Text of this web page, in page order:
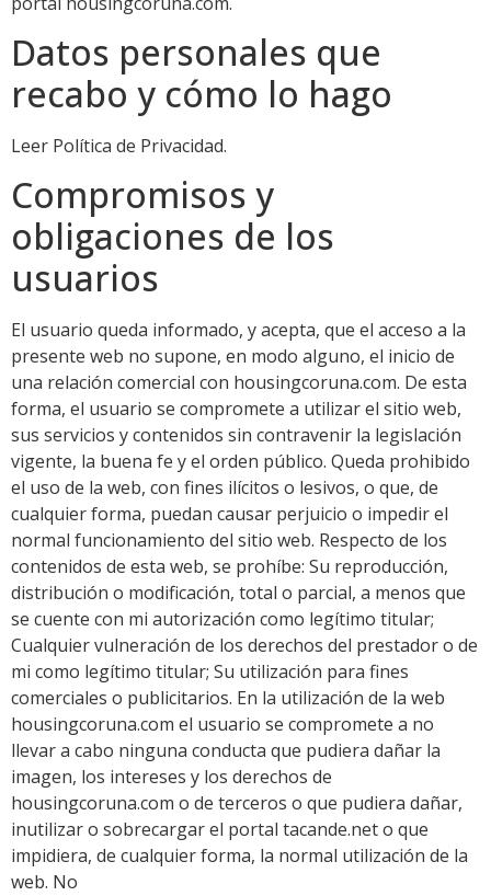
Datos personales que
recabo y cómo lo hago
Leer Política de Privacidad.
Compromisos y
obligaciones de los
usuarios
El usuario queda informado, y acepta, que el acceso a la
presente web no supone, en modo alguno, el inicio de
una relación comercial con housingcoruna.com. De esta
forma, el usuario se compromete a utilizar el sitio web,
sus servicios y contenidos sin contravenir la legislación
vigente, la buena fe y el orden público. Queda prohibido
el uso de la web, con fines ilícitos o lesivos, o que, de
cualquier forma, puedan causar perjuicio o impedir el
normal funcionamiento del sitio web. Respecto de los
contenidos de esta web, se prohíbe: Su reproducción,
distribución o modificación, total o parcial, a menos que
se cuente con mi autorización como legítimo titular;
Cualquier vulneración de los derechos del prestador o de
mi como legítimo titular; Su utilización para fines
comerciales o publicitarios. En la utilización de la web
housingcoruna.com el usuario se compromete a no
llevar a cabo ninguna conducta que pudiera dañar la
imagen, los intereses y los derechos de
housingcoruna.com o de terceros o que pudiera dañar,
inutilizar o sobrecargar el portal tacande.net o que
impidiera, de cualquier forma, la normal utilización de la
web. No